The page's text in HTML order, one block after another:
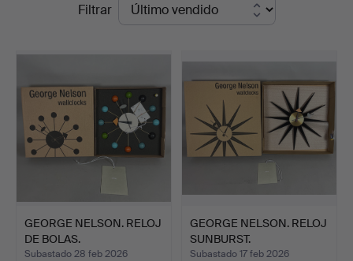
remate
Filtrar
GEORGE NELSON. RELOJ
DE BOLAS.
Subastado 28 feb 2026
GEORGE NELSON. RELOJ
SUNBURST.
Subastado 17 feb 2026